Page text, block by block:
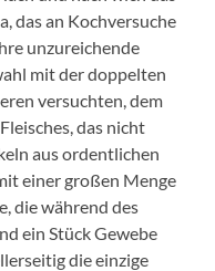
das an Kochversuche
unzureichende
mit der doppelten
versuchten, dem
das nicht
aus ordentlichen
einer großen Menge
die während des
ein Stück Gewebe
die einzige